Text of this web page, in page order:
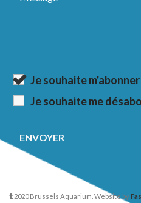
Je souhaite
Je souhaite me
2020 Brussels Aquarium. Website by